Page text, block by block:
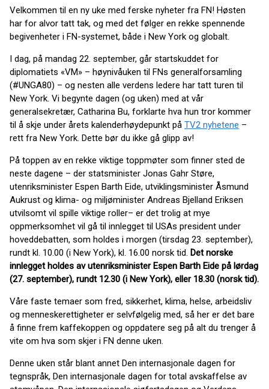
Velkommen til en ny uke med ferske nyheter fra FN! Høsten
har for alvor tatt tak, og med det følger en rekke spennende
begivenheter i FN-systemet, både i New York og globalt.
I dag, på mandag 22. september, går startskuddet for
diplomatiets «VM» – høynivåuken til FNs generalforsamling
(#UNGA80) – og nesten alle verdens ledere har tatt turen til
New York. Vi begynte dagen (og uken) med at vår
generalsekretær, Catharina Bu, forklarte hva hun tror kommer
til å skje under årets kalenderhøydepunkt på TV2 nyhetene –
rett fra New York. Dette bør du ikke gå glipp av!
På toppen av en rekke viktige toppmøter som finner sted de
neste dagene – der statsminister Jonas Gahr Støre,
utenriksminister Espen Barth Eide, utviklingsminister Åsmund
Aukrust og klima- og miljøminister Andreas Bjelland Eriksen
utvilsomt vil spille viktige roller– er det trolig at mye
oppmerksomhet vil gå til innlegget til USAs president under
hoveddebatten, som holdes i morgen (tirsdag 23. september),
rundt kl. 10.00 (i New York), kl. 16.00 norsk tid. Det norske
innlegget holdes av utenriksminister Espen Barth Eide på lørdag
(27. september), rundt 12.30 (i New York), eller 18.30 (norsk tid).
Våre faste temaer som fred, sikkerhet, klima, helse, arbeidsliv
og menneskerettigheter er selvfølgelig med, så her er det bare
å finne frem kaffekoppen og oppdatere seg på alt du trenger å
vite om hva som skjer i FN denne uken.
Denne uken står blant annet Den internasjonale dagen for
tegnspråk, Den internasjonale dagen for total avskaffelse av